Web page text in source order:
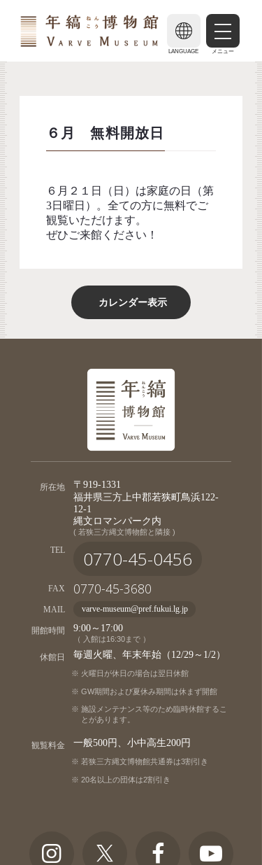
LANGUAGE メニュー
６月 無料開放日
６月２１日（日）は家庭の日（第
3日曜日）。全ての方に無料でご
観覧いただけます。
ぜひご来館ください！
カレンダー表示
所在地
〒919-1331
福井県三方上中郡若狭町鳥浜122-
12-1
縄文ロマンパーク内
( 若狭三方縄文博物館と隣接 )
TEL 0770-45-0456
FAX 0770-45-3680
MAIL varve-museum@pref.fukui.lg.jp
開館時間 9:00～17:00
（ 入館は16:30まで ）
休館日 毎週火曜、年末年始（12/29～1/2）
火曜日が休日の場合は翌日休館
GW期間および夏休み期間は休まず開館
施設メンテナンス等のため臨時休館するこ
とがあります。
観覧料金 一般500円、小中高生200円
若狭三方縄文博物館共通券は3割引き
20名以上の団体は2割引き